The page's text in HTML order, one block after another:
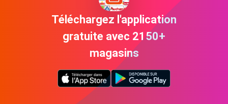
Téléchargez l'application
gratuite avec 2150+
magasins